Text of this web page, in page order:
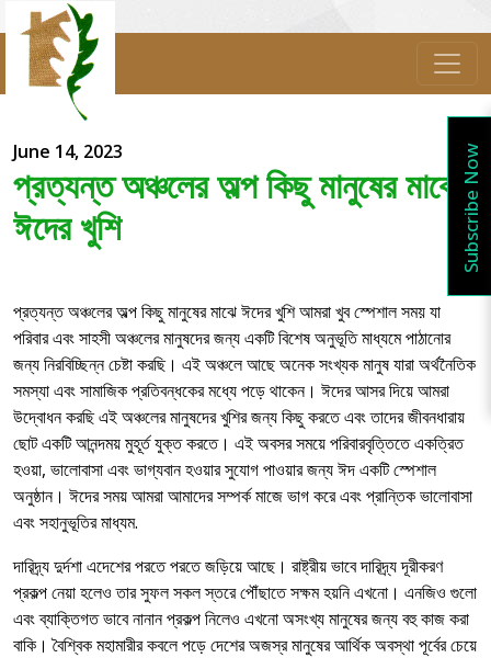
June 14, 2023
প্রত্যন্ত অঞ্চলের অল্প কিছু মানুষের মাঝে
ঈদের খুশি
প্রত্যন্ত অঞ্চলের অল্প কিছু মানুষের মাঝে ঈদের খুশি আমরা খুব স্পেশাল সময় যা
পরিবার এবং সাহসী অঞ্চলের মানুষদের জন্য একটি বিশেষ অনুভূতি মাধ্যমে পাঠানোর
জন্য নিরবিচ্ছিন্ন চেষ্টা করছি। এই অঞ্চলে আছে অনেক সংখ্যক মানুষ যারা অর্থনৈতিক
সমস্যা এবং সামাজিক প্রতিবন্ধকের মধ্যে পড়ে থাকেন। ঈদের আসর দিয়ে আমরা
উদ্বোধন করছি এই অঞ্চলের মানুষদের খুশির জন্য কিছু করতে এবং তাদের জীবনধারায়
ছোট একটি আনন্দময় মুহূর্ত যুক্ত করতে। এই অবসর সময়ে পরিবারবৃত্তিতে একত্রিত
হওয়া, ভালোবাসা এবং ভাগ্যবান হওয়ার সুযোগ পাওয়ার জন্য ঈদ একটি স্পেশাল
অনুষ্ঠান। ঈদের সময় আমরা আমাদের সম্পর্ক মাজে ভাগ করে এবং প্রান্তিক ভালোবাসা
এবং সহানুভূতির মাধ্যম.
দারিদ্র্য দুর্দশা এদেশের পরতে পরতে জড়িয়ে আছে। রাষ্ট্রীয় ভাবে দারিদ্র্য দূরীকরণ
প্রকল্প নেয়া হলেও তার সুফল সকল স্তরে পৌঁছাতে সক্ষম হয়নি এখনো। এনজিও গুলো
এবং ব্যাক্তিগত ভাবে নানান প্রকল্প নিলেও এখনো অসংখ্য মানুষের জন্য বহু কাজ করা
বাকি। বৈশ্বিক মহামারীর কবলে পড়ে দেশের অজস্র মানুষের আর্থিক অবস্থা পূর্বের চেয়ে
Subscribe Now